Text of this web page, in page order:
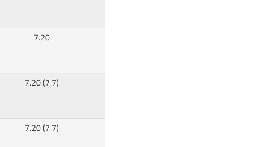
7.20
7.20 (7.7)
7.20 (7.7)